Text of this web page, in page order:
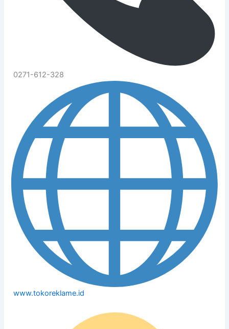
0271-612-328
www.tokoreklame.id